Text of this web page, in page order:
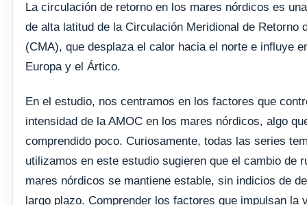
La circulación de retorno en los mares nórdicos es
de alta latitud de la Circulación Meridional de Retorno
(CMA), que desplaza el calor hacia el norte e influye
Europa y el Ártico.
En el estudio, nos centramos en los factores que
intensidad de la AMOC en los mares nórdicos, algo
comprendido poco. Curiosamente, todas las series
utilizamos en este estudio sugieren que el cambio de
mares nórdicos se mantiene estable, sin indicios de
largo plazo. Comprender los factores que impulsan la